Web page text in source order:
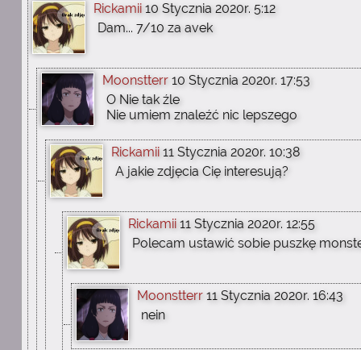
Rickamii 10 Stycznia 2020r. 5:12
Dam... 7/10 za avek
Moonstterr 10 Stycznia 2020r. 17:53
O Nie tak źle
Nie umiem znaleźć nic lepszego
Rickamii 11 Stycznia 2020r. 10:38
A jakie zdjęcia Cię interesują?
Rickamii 11 Stycznia 2020r. 12:55
Polecam ustawić sobie puszkę
Moonstterr 11 Stycznia 2020r. 16:43
nein